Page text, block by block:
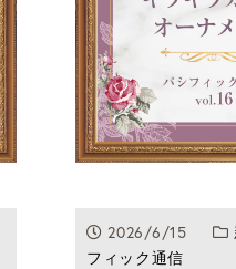
2026/6/15
フィック通信